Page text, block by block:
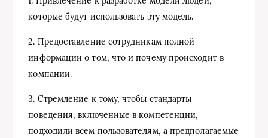
которые будут использовать эту модель.
2. Предоставление сотрудникам полной
информации о том, что и почему происходит в
компании.
3. Стремление к тому, чтобы стандарты
поведения, включенные в компетенции,
подходили всем пользователям, а предполагаемые